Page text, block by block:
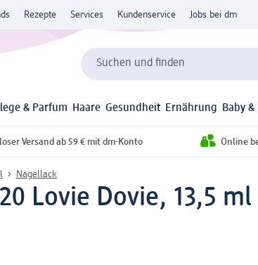
Rezepte Services Kundenservice Jobs bei dm
Suchen und finden
& Parfum Haare Gesundheit Ernährung Baby &
Versand ab 59 € mit dm-Konto Online
Nagellack
Lovie Dovie, 13,5 ml